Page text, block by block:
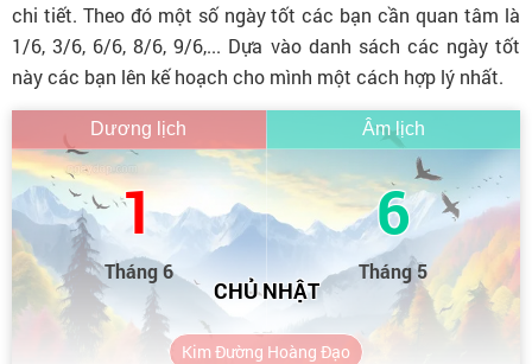
chi tiết. Theo đó một số ngày tốt các bạn cần quan tâm là
1/6, 3/6, 6/6, 8/6, 9/6,... Dựa vào danh sách các ngày tốt
này các bạn lên kế hoạch cho mình một cách hợp lý nhất.
Dương lịch
1
Tháng 6
Âm lịch
6
Tháng 5
CHỦ NHẬT
Kim Đường Hoàng Đạo